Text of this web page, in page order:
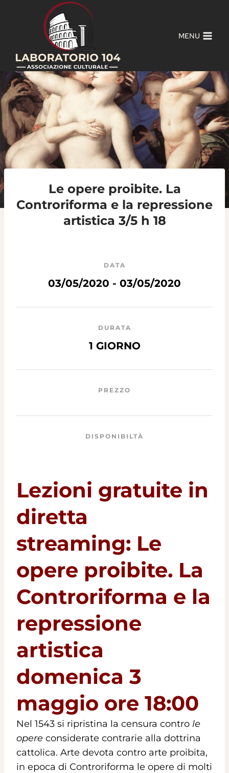
contenuto
MENU
Le opere proibite. La
Controriforma e la repressione
artistica 3/5 h 18
DATA
03/05/2020 - 03/05/2020
DURATA
1 GIORNO
PREZZO
DISPONIBILTÀ
Lezioni gratuite in
diretta
streaming: Le
opere proibite. La
Controriforma e la
repressione
artistica
domenica 3
maggio ore 18:00
Nel 1543 si ripristina la censura contro le
opere considerate contrarie alla dottrina
cattolica. Arte devota contro arte proibita,
in epoca di Controriforma le opere di molti